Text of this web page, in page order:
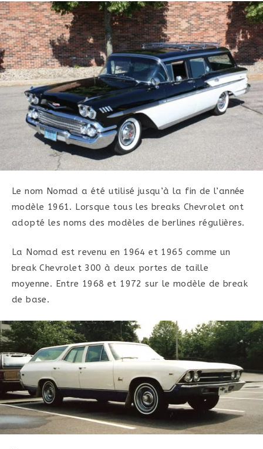
Le nom Nomad a été utilisé jusqu’à la fin de l’année
modèle 1961. Lorsque tous les breaks Chevrolet ont
adopté les noms des modèles de berlines régulières.
La Nomad est revenu en 1964 et 1965 comme un
break Chevrolet 300 à deux portes de taille
moyenne. Entre 1968 et 1972 sur le modèle de break
de base.